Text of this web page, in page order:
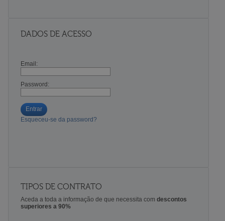
DADOS DE ACESSO
Email:
Password:
Entrar
Esqueceu-se da password?
TIPOS DE CONTRATO
Aceda a toda a informação de que necessita com descontos
superiores a 90%